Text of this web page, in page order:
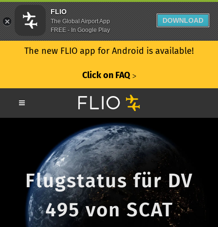
The new FLIO app for Android is available!
Click on FAQ ᐳ
Flugstatus für DV
495 von SCAT
FLIO
The Global Airport App
FREE - In Google Play
DOWNLOAD